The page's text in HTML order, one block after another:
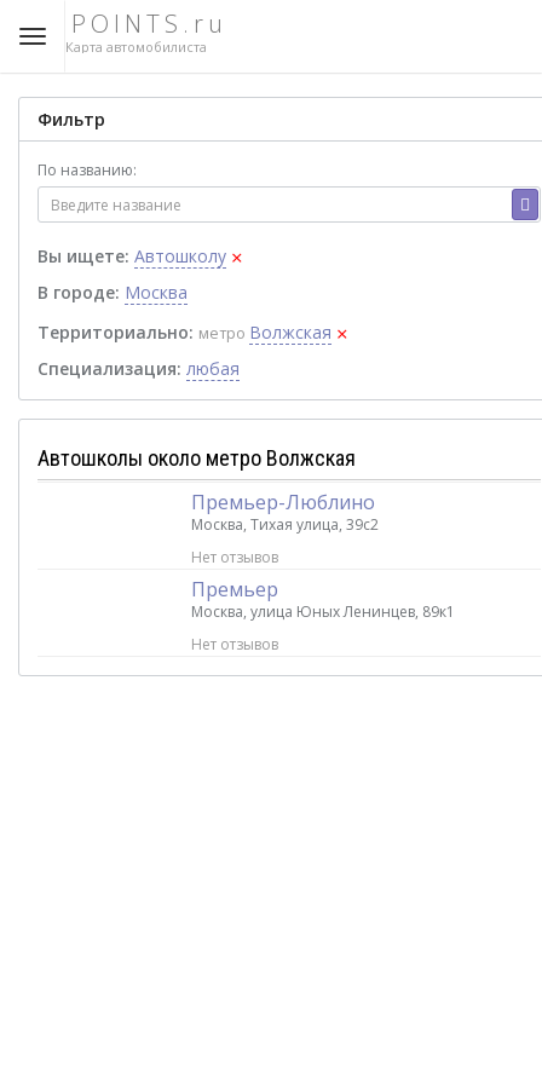
POINTS.ru
Карта автомобилиста
Фильтр
По названию:
Вы ищете: Автошколу ×
В городе: Москва
Территориально: метро Волжская ×
Специализация: любая
Автошколы около метро Волжская
Премьер-Люблино
Москва, Тихая улица, 39с2
Нет отзывов
Премьер
Москва, улица Юных Ленинцев, 89к1
Нет отзывов